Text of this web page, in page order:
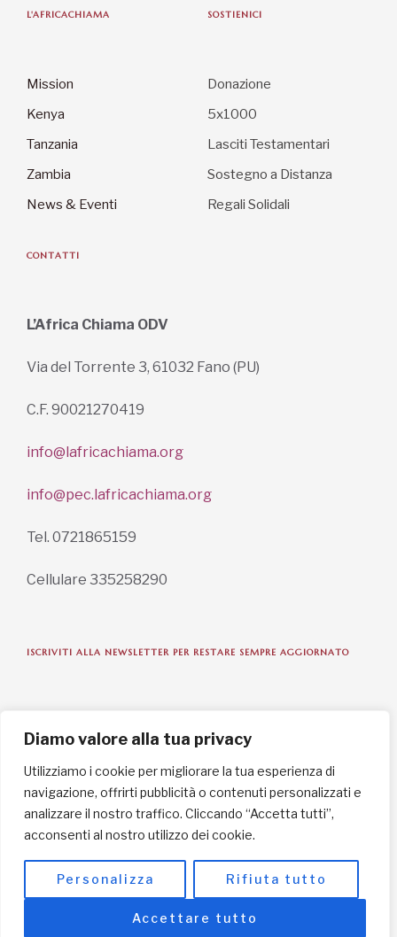
Diamo valore alla tua privacy
Utilizziamo i cookie per migliorare la tua esperienza di
navigazione, offrirti pubblicità o contenuti personalizzati e
analizzare il nostro traffico. Cliccando “Accetta tutti”,
acconsenti al nostro utilizzo dei cookie.
Personalizza Rifiuta tutto
Accettare tutto
L'AFRICACHIAMA
Mission
Kenya
Tanzania
Zambia
News & Eventi
SOSTIENICI
Donazione
5x1000
Lasciti Testamentari
Sostegno a Distanza
Regali Solidali
CONTATTI
L’Africa Chiama ODV
Via del Torrente 3, 61032 Fano (PU)
C.F. 90021270419
info@lafricachiama.org
info@pec.lafricachiama.org
Tel. 0721865159
Cellulare 335258290
ISCRIVITI ALLA NEWSLETTER PER RESTARE SEMPRE AGGIORNATO
ISCRIVITI ORA
INFORMAZIONI SULLA PRIVACY
English / USD
© Copyright 2025 L'Africa Chiama ODV All rights reserved